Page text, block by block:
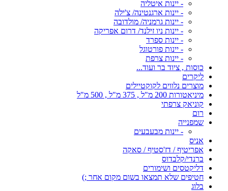
- יינות איטליה
- יינות ארגנטינה/ צ'ילה
- יינות גרמניה/ מולדובה
- יינות ניו זילנד/ דרום אפריקה
- יינות ספרד
- יינות פורטוגל
- יינות צרפת
כוסות , ציוד בר ועוד...
ליקרים
מוצרים נלווים לקוקטיילים
מיניאטורות 200 מ"ל , 375 מ"ל , 500 מ"ל
קוניאק צרפתי
רום
שמפנייה
- יינות מבעבעים
אניס
אפריטיף / דז'סטיף / סאקה
ברנדי/קלבדוס
דליקטסים ושימורים
חטיפים שלא תמצאו בשום מקום אחר ;)
בלוג